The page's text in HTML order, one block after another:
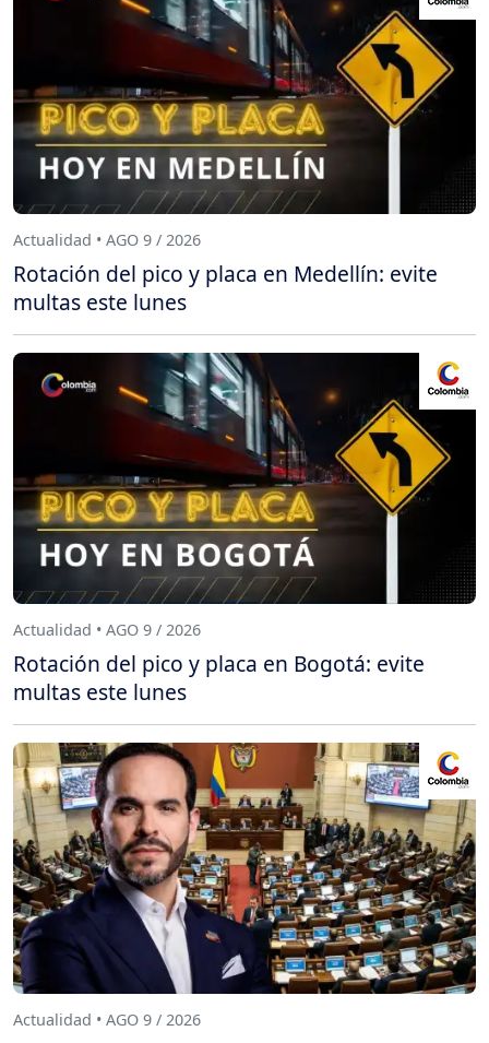
Actualidad • AGO 9 / 2026
Rotación del pico y placa en Medellín: evite
multas este lunes
Actualidad • AGO 9 / 2026
Rotación del pico y placa en Bogotá: evite
multas este lunes
Actualidad • AGO 9 / 2026